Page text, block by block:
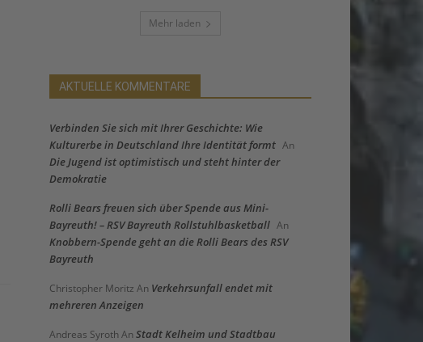
Mehr laden
AKTUELLE KOMMENTARE
Verbinden Sie sich mit Ihrer Geschichte: Wie
Kulturerbe in Deutschland Ihre Identität formt An
Die Jugend ist optimistisch und steht hinter der
Demokratie
Rolli Bears freuen sich über Spende aus Mini-
Bayreuth! – RSV Bayreuth Rollstuhlbasketball An
Knobbern-Spende geht an die Rolli Bears des RSV
Bayreuth
Christopher Moritz An Verkehrsunfall endet mit
mehreren Anzeigen
Andreas Syroth An Stadt Kelheim und Stadtbau